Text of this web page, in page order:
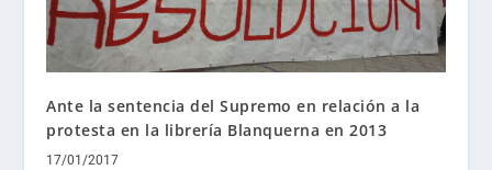
Ante la sentencia del Supremo en relación a la
protesta en la librería Blanquerna en 2013
17/01/2017